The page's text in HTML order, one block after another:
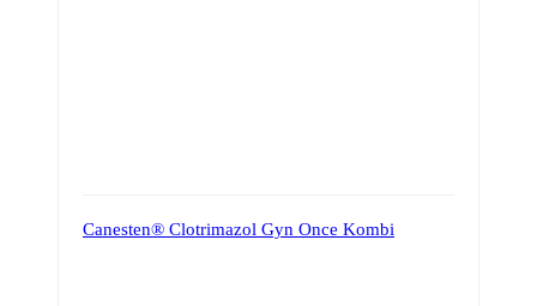
Canesten® Clotrimazol Gyn Once Kombi